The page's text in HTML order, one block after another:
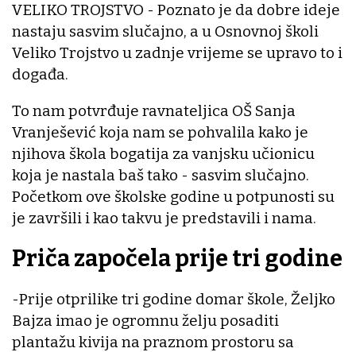
VELIKO TROJSTVO - Poznato je da dobre ideje
nastaju sasvim slučajno, a u Osnovnoj školi
Veliko Trojstvo u zadnje vrijeme se upravo to i
događa.
To nam potvrđuje ravnateljica OŠ Sanja
Vranješević koja nam se pohvalila kako je
njihova škola bogatija za vanjsku učionicu
koja je nastala baš tako - sasvim slučajno.
Početkom ove školske godine u potpunosti su
je završili i kao takvu je predstavili i nama.
Priča započela prije tri godine
-Prije otprilike tri godine domar škole, Željko
Bajza imao je ogromnu želju posaditi
plantažu kivija na praznom prostoru sa